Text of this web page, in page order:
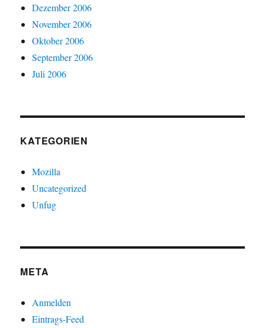
Dezember 2006
November 2006
Oktober 2006
September 2006
Juli 2006
KATEGORIEN
Mozilla
Uncategorized
Unfug
META
Anmelden
Eintrags-Feed